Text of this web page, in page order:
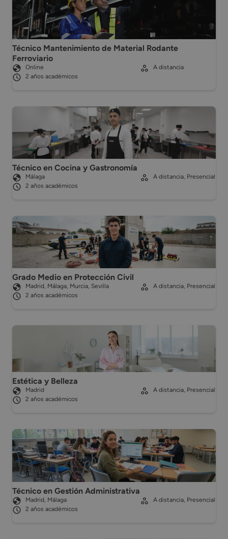
Técnico Mantenimiento de Material Rodante
Ferroviario
Online
2 años académicos
A distancia
Técnico en Cocina y Gastronomía
Málaga
2 años académicos
A distancia, Presencial
Grado Medio en Protección Civil
Madrid, Málaga, Murcia, Sevilla
2 años académicos
A distancia, Presencial
Estética y Belleza
Madrid
2 años académicos
A distancia, Presencial
Técnico en Gestión Administrativa
Madrid, Málaga
2 años académicos
A distancia, Presencial